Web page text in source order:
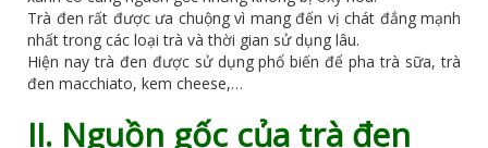
Trà đen rất được ưa chuộng vì mang đến vị chát đắng mạnh
nhất trong các loại trà và thời gian sử dụng lâu.
Hiện nay trà đen được sử dụng phổ biến để pha trà sữa, trà
đen macchiato, kem cheese,…
II. Nguồn gốc của trà đen